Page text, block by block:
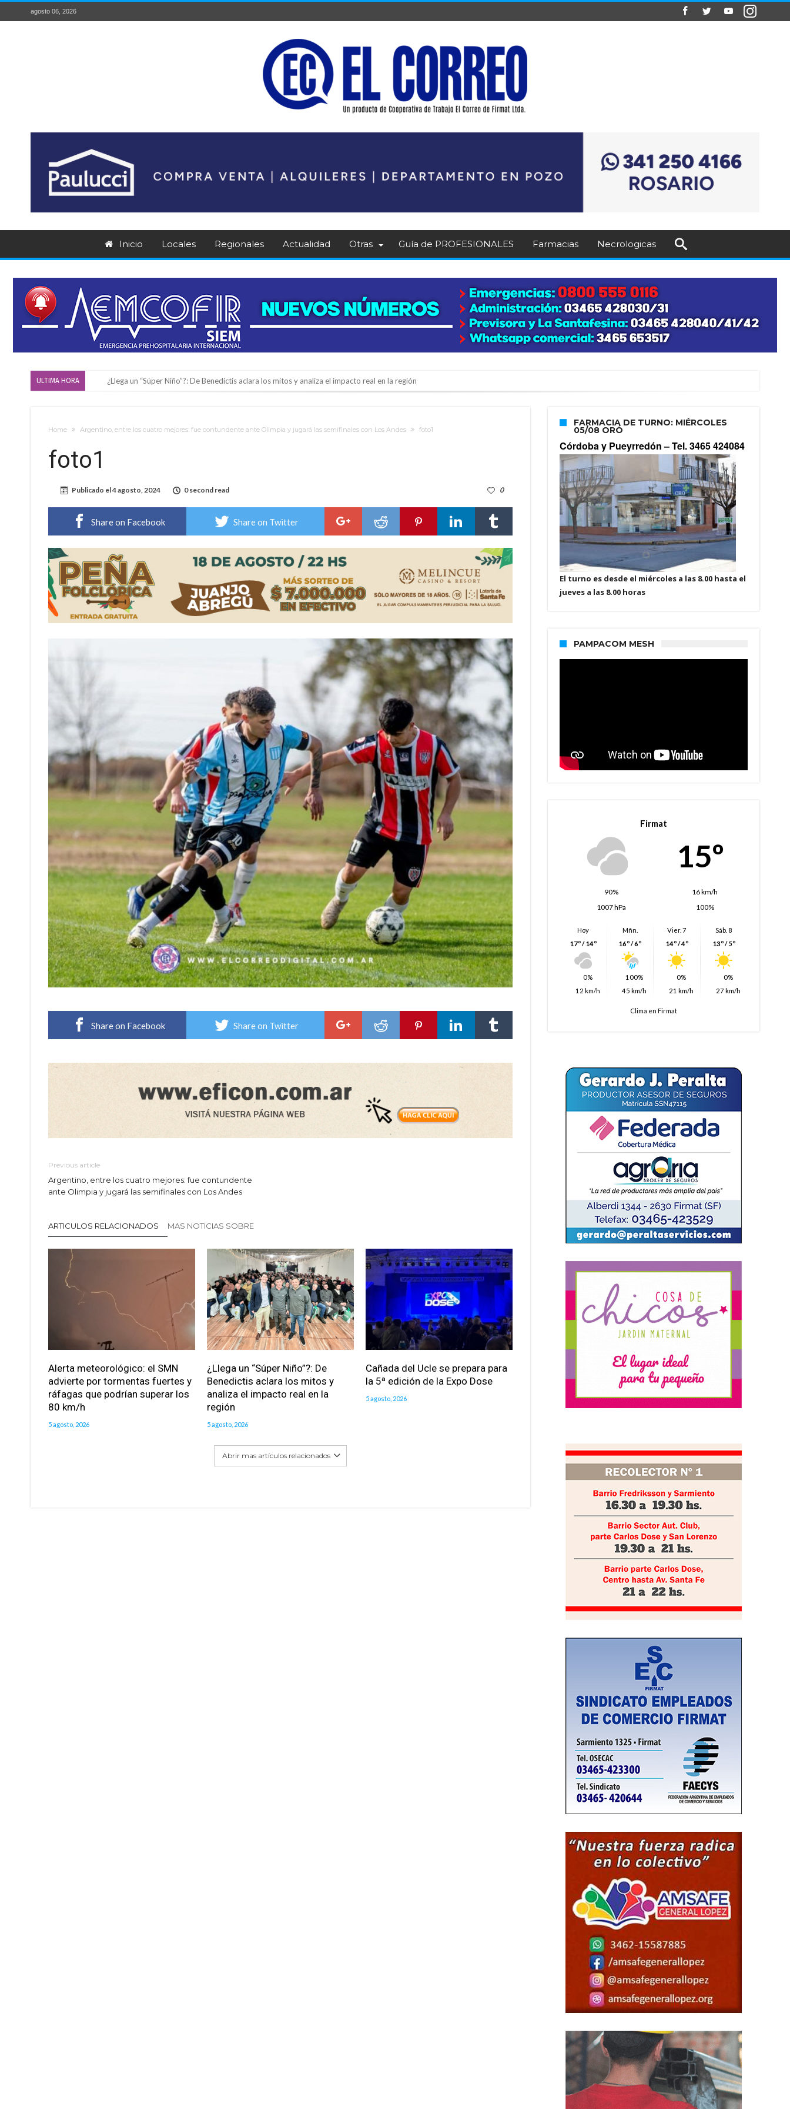
agosto 06, 2026
Inicio Locales Regionales Actualidad Otras Guía de PROFESIONALES Farmacias Necrologicas
ULTIMA HORA ¿Llega un “Súper Niño”?: De Benedictis aclara los mitos y analiza el impacto real en la región
Comienza una mesa de lectura sobre literatura japonesa en la Biblioteca Popular Nosotros
Roxana Carabajal dejó su huella en la peña de Casino Melincué
Home Argentino, entre los cuatro mejores: fue contundente ante Olimpia y jugará las semifinales con Los Andes foto1
foto1
Publicado el4 agosto, 2024 0 second read 0
Share on Facebook Share on Twitter
Share on Facebook Share on Twitter
Previous article
Argentino, entre los cuatro mejores: fue contundente
ante Olimpia y jugará las semifinales con Los Andes
ARTICULOS RELACIONADOS MAS NOTICIAS SOBRE
Alerta meteorológico: el SMN
advierte por tormentas fuertes y
ráfagas que podrían superar los
80 km/h
5 agosto, 2026
¿Llega un “Súper Niño”?: De
Benedictis aclara los mitos y
analiza el impacto real en la
región
5 agosto, 2026
Cañada del Ucle se prepara para
la 5ª edición de la Expo Dose
5 agosto, 2026
Abrir mas artículos relacionados
FARMACIA DE TURNO: MIÉRCOLES
05/08 ORÓ
Córdoba y Pueyrredón –Tel. 3465 424084
El turno es desde el miércoles a las 8.00 hasta el
jueves a las 8.00 horas
PAMPACOM MESH
Firmat
15º
90%
16 km/h
1007 hPa
100%
Hoy
17º / 14º
0%
12 km/h
Mñn.
16º / 6º
100%
45 km/h
Vier. 7
14º / 4º
0%
21 km/h
Sáb. 8
13º / 5º
0%
27 km/h
Clima en Firmat